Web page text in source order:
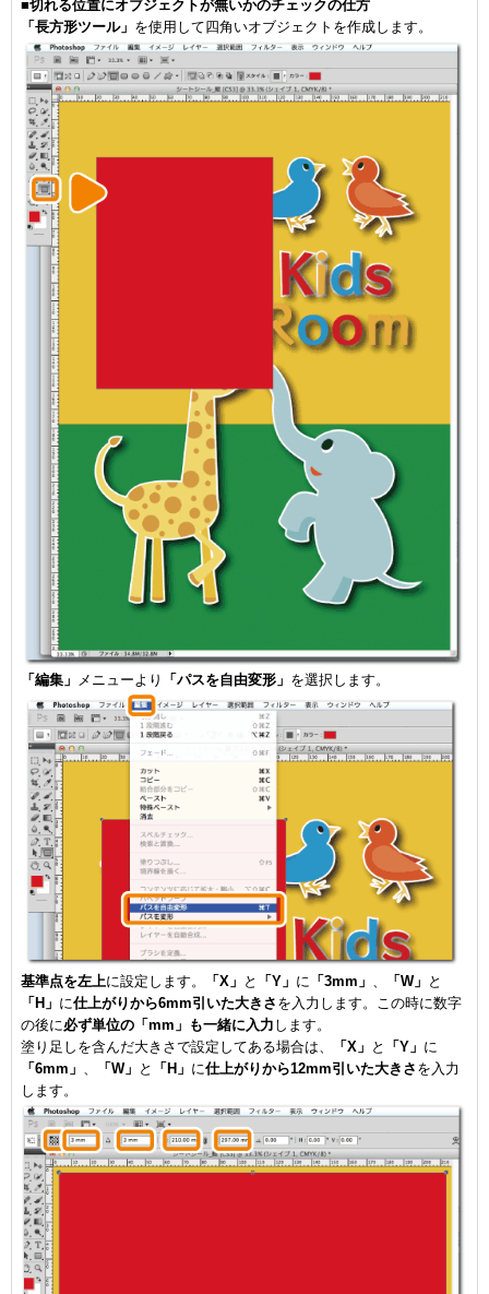
■切れる位置にオブジェクトが無いかのチェックの仕方
「長方形ツール」 を使用して四角いオブジェクトを作成します。
「編集」 メニューより 「パスを自由変形」 を選択します。
基準点を左上に設定します。 「X」 と 「Y」 に 「3mm」 、 「W」 と
「H」 に仕上がりから6mm引いた大きさ を入力します。この時に数字
の後に必ず単位の「mm」も一緒に入力 します。
塗り足しを含んだ大きさで設定してある場合は、
「X」 と 「Y」 に
「6mm」 、 「W」 と 「H」 に仕上がりから12mm引いた大きさ を入力
します。